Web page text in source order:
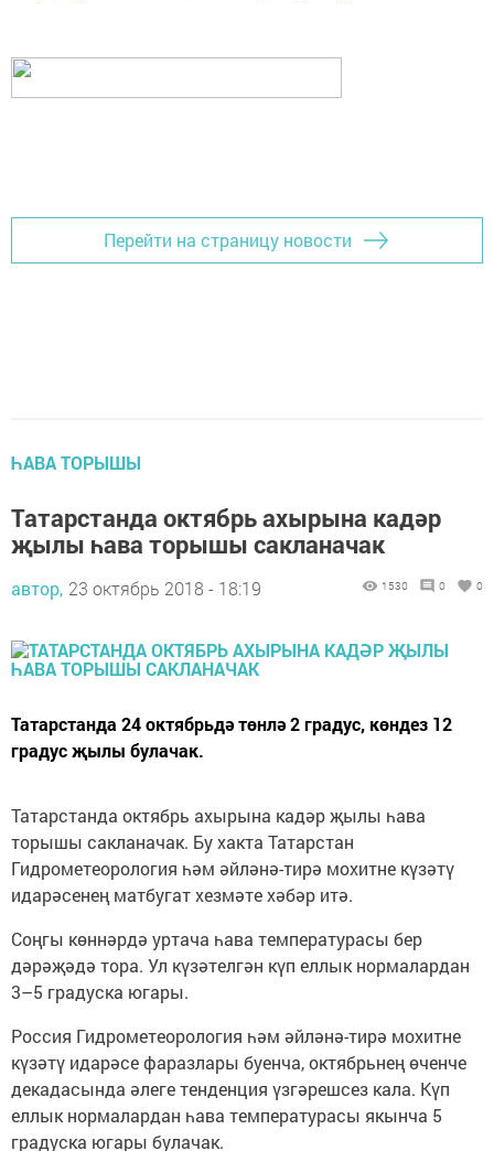
Перейти на страницу новости
ҺАВА ТОРЫШЫ
Татарстанда октябрь ахырына кадәр
җылы һава торышы сакланачак
автор, 23 октябрь 2018 - 18:19 1530 0 0
Татарстанда 24 октябрьдә төнлә 2 градус, көндез 12
градус җылы булачак.
Татарстанда октябрь ахырына кадәр җылы һава
торышы сакланачак. Бу хакта Татарстан
Гидрометеорология һәм әйләнә-тирә мохитне күзәтү
идарәсенең матбугат хезмәте хәбәр итә.
Соңгы көннәрдә уртача һава температурасы бер
дәрәҗәдә тора. Ул күзәтелгән күп еллык нормалардан
3–5 градуска югары.
Россия Гидрометеорология һәм әйләнә-тирә мохитне
күзәтү идарәсе фаразлары буенча, октябрьнең өченче
декадасында әлеге тенденция үзгәрешсез кала. Күп
еллык нормалардан һава температурасы якынча 5
градуска югары булачак.